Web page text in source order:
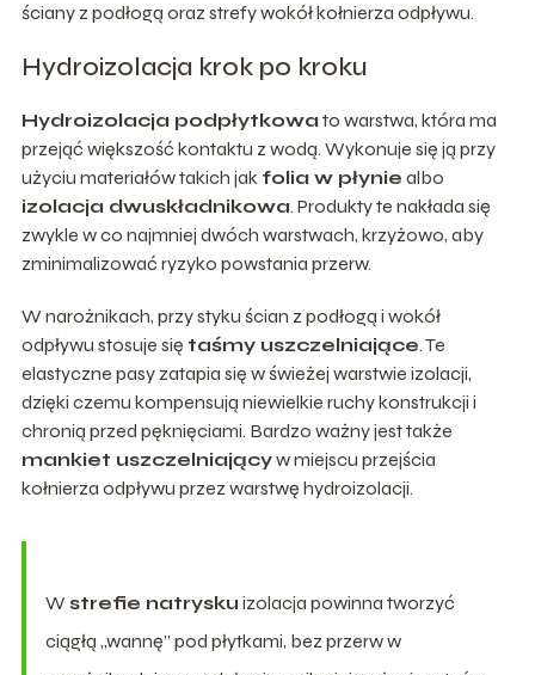
ściany z podłogą oraz strefy wokół kołnierza odpływu.
Hydroizolacja krok po kroku
Hydroizolacja podpłytkowa to warstwa, która ma
przejąć większość kontaktu z wodą. Wykonuje się ją przy
użyciu materiałów takich jak folia w płynie albo
izolacja dwuskładnikowa. Produkty te nakłada się
zwykle w co najmniej dwóch warstwach, krzyżowo, aby
zminimalizować ryzyko powstania przerw.
W narożnikach, przy styku ścian z podłogą i wokół
odpływu stosuje się taśmy uszczelniające. Te
elastyczne pasy zatapia się w świeżej warstwie izolacji,
dzięki czemu kompensują niewielkie ruchy konstrukcji i
chronią przed pęknięciami. Bardzo ważny jest także
mankiet uszczelniającyw miejscu przejścia
kołnierza odpływu przez warstwę hydroizolacji.
W strefie natrysku izolacja powinna tworzyć
ciągłą „wannę” pod płytkami, bez przerw w